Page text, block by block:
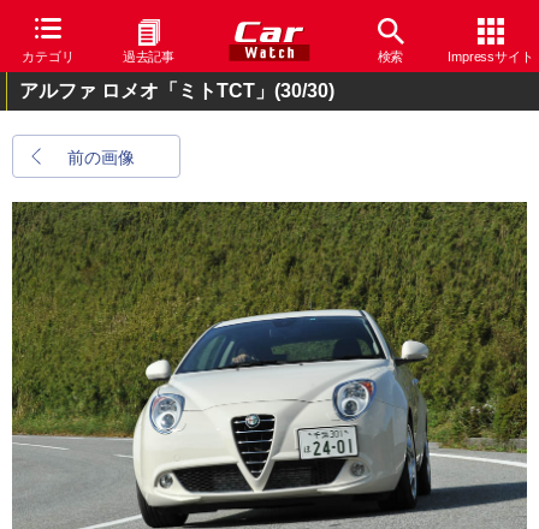
カテゴリ 過去記事 検索 Impressサイト
アルファ ロメオ「ミトTCT」 (30/30)
前の画像